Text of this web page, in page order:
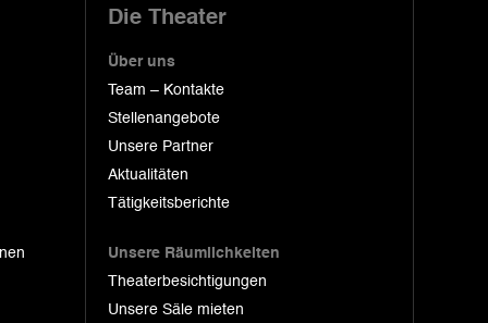
Die Theater
Über uns
Team – Kontakte
Stellenangebote
Unsere Partner
Aktualitäten
Tätigkeitsberichte
Unsere Räumlichkeiten
Theaterbesichtigungen
Unsere Säle mieten